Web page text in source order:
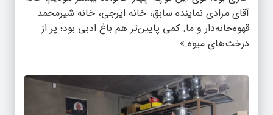
آقای مرادی نماینده سابق، خانه ایرجی، خانه شیرمحمد
قهوه‌خانه‌دار و ما. کمی پایین‌تر هم باغ ادبی بود؛ پر از
درخت‌های میوه.»